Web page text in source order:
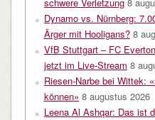
schwere Verletzung 8
Dynamo vs. Nürnberg:
Ärger mit Hooligans? 8
VfB Stuttgart – FC
jetzt im Live-Stream 8
Riesen-Narbe bei Wittek:
können» 8 augustus 2026
Leena Al Ashqar: Das ist